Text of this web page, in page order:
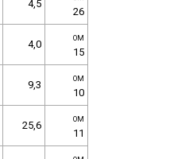
4,5
26
4,0 OM
15
9,3 OM
10
25,6 OM
11